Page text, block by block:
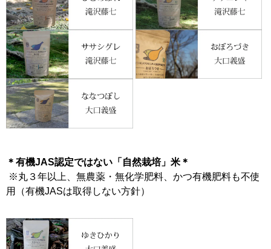
＊有機JAS認定ではない「自然栽培」米＊
※丸３年以上、無農薬・無化学肥料、かつ有機肥料も不使
用（有機JASは取得しない方針）